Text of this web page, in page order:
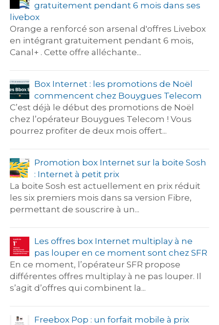
gratuitement pendant 6 mois dans ses
livebox
Orange a renforcé son arsenal d'offres Livebox
en intégrant gratuitement pendant 6 mois,
Canal+ . Cette offre alléchante...
Box Internet : les promotions de Noël
commencent chez Bouygues Telecom
C’est déjà le début des promotions de Noël
chez l’opérateur Bouygues Telecom ! Vous
pourrez profiter de deux mois offert...
Promotion box Internet sur la boite Sosh
: Internet à petit prix
La boite Sosh est actuellement en prix réduit
les six premiers mois dans sa version Fibre,
permettant de souscrire à un...
Les offres box Internet multiplay à ne
pas louper en ce moment sont chez SFR
En ce moment, l’opérateur SFR propose
différentes offres multiplay à ne pas louper. Il
s’agit d’offres qui combinent la...
Freebox Pop : un forfait mobile à prix